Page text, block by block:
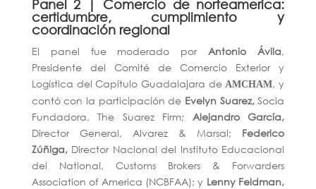
Panel 2 | Comercio de norteamerica:
certidumbre, cumplimiento y
coordinación regional
El panel fue moderado por Antonio Ávila,
Presidente del Comité de Comercio Exterior y
Logística del Capítulo Guadalajara de AMCHAM, y
contó con la participación de Evelyn Suarez,Socia
Fundadora,The Suarez Firm; Alejandro García,
Director General, Alvarez & Marsal; Federico
Zúñiga, Director Nacional del Instituto Educacional
del National, Customs Brokers & Forwarders
Association of America (NCBFAA); y Lenny Feldman,